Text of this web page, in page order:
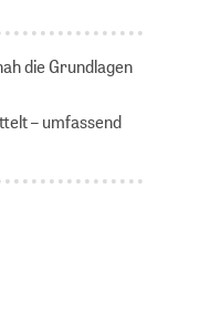
die Grundlagen
– umfassend